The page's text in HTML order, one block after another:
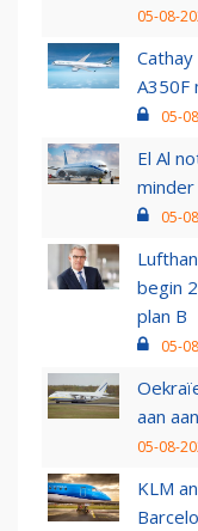
05-08-
A350F
05-
El Al
05-
begin
plan B
05-
aan
05-08-
KLM